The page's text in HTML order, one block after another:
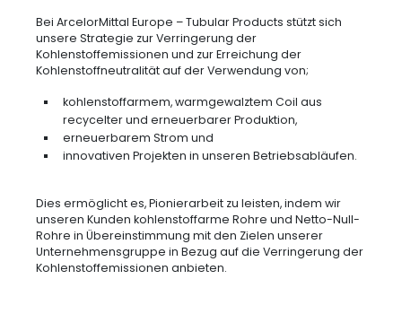
Bei ArcelorMittal Europe – Tubular Products stützt sich
unsere Strategie zur Verringerung der
Kohlenstoffemissionen und zur Erreichung der
Kohlenstoffneutralität auf der Verwendung von;
kohlenstoffarmem, warmgewalztem Coil aus
recycelter und erneuerbarer Produktion,
erneuerbarem Strom und
innovativen Projekten in unseren Betriebsabläufen.
Dies ermöglicht es, Pionierarbeit zu leisten, indem wir
unseren Kunden kohlenstoffarme Rohre und Netto-Null-
Rohre in Übereinstimmung mit den Zielen unserer
Unternehmensgruppe in Bezug auf die Verringerung der
Kohlenstoffemissionen anbieten.